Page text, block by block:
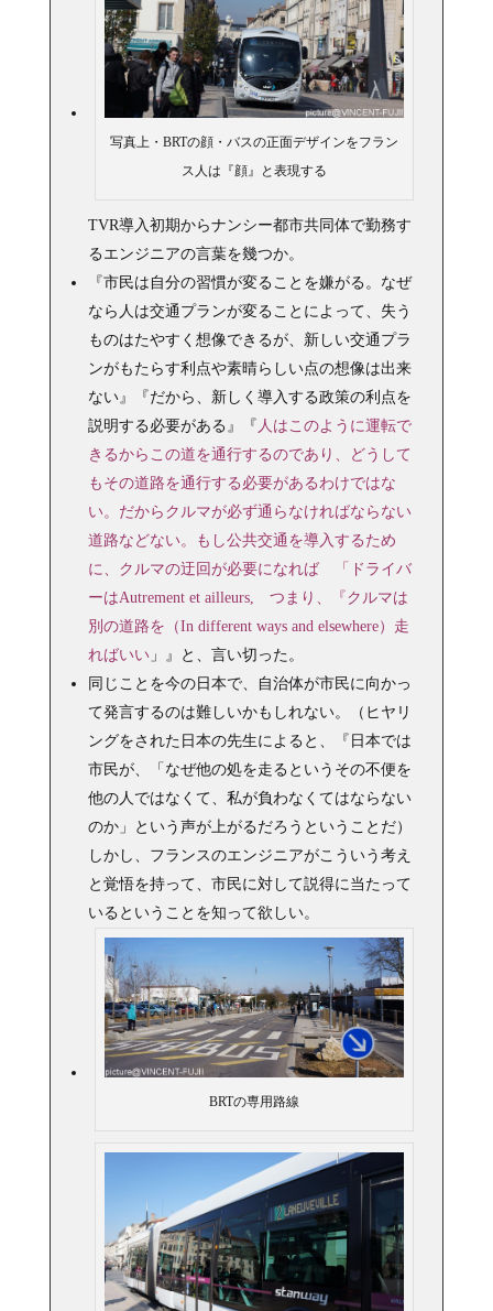
写真上・BRTの顔・バスの正面デザインをフラン
ス人は『顔』と表現する
TVR導入初期からナンシー都市共同体で勤務す
るエンジニアの言葉を幾つか。
『市民は自分の習慣が変ることを嫌がる。なぜ
なら人は交通プランが変ることによって、失う
ものはたやすく想像できるが、新しい交通プラ
ンがもたらす利点や素晴らしい点の想像は出来
ない』『だから、新しく導入する政策の利点を
説明する必要がある』『 人はこのように運転で
きるからこの道を通行するのであり、どうして
もその道路を通行する必要があるわけではな
い。だからクルマが必ず通らなければならない
道路などない。もし公共交通を導入するため
に、クルマの迂回が必要になれば 「ドライバ
ーはAutrement et ailleurs, つまり、『クルマは
別の道路を（In different ways and elsewhere）走
ればいい」』と、言い切った。
同じことを今の日本で、自治体が市民に向かっ
て発言するのは難しいかもしれない。（ヒヤリ
ングをされた日本の先生によると、『日本では
市民が、「なぜ他の処を走るというその不便を
他の人ではなくて、私が負わなくてはならない
のか」という声が上がるだろうということだ）
しかし、フランスのエンジニアがこういう考え
と覚悟を持って、市民に対して説得に当たって
いるということを知って欲しい。
BRTの専用路線